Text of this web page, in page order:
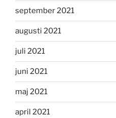
september 2021
augusti 2021
juli 2021
juni 2021
maj 2021
april 2021